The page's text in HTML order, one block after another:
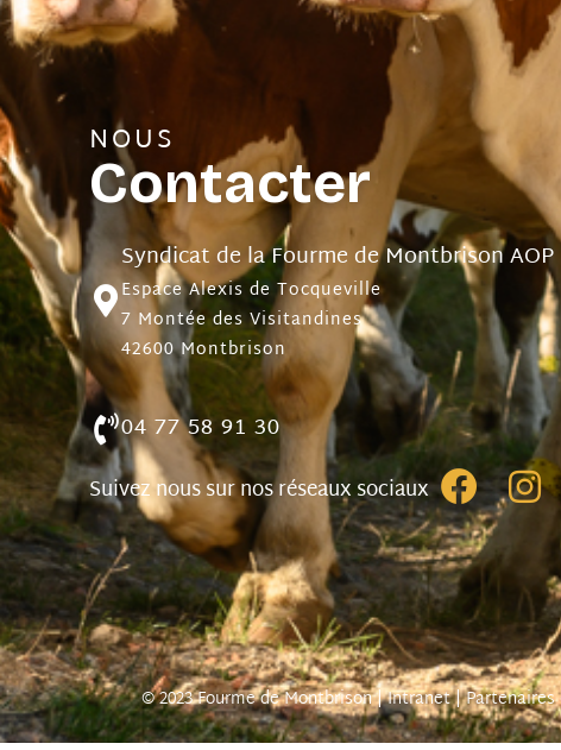
NOUS
Contacter
Syndicat de la Fourme de Montbrison AOP
Espace Alexis de Tocqueville
7 Montée des Visitandines
42600 Montbrison
04 77 58 91 30
Suivez nous sur nos réseaux sociaux
© 2023 Fourme de Montbrison |Intranet|